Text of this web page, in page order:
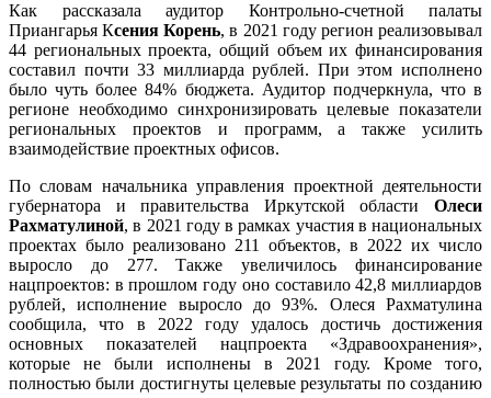
Как рассказала аудитор Контрольно-счетной палаты
Приангарья Ксения Корень, в 2021 году регион реализовывал
44 региональных проекта, общий объем их финансирования
составил почти 33 миллиарда рублей. При этом исполнено
было чуть более 84% бюджета. Аудитор подчеркнула, что в
регионе необходимо синхронизировать целевые показатели
региональных проектов и программ, а также усилить
взаимодействие проектных офисов.
По словам начальника управления проектной деятельности
губернатора и правительства Иркутской области Олеси
Рахматулиной, в 2021 году в рамках участия в национальных
проектах было реализовано 211 объектов, в 2022 их число
выросло до 277. Также увеличилось финансирование
нацпроектов: в прошлом году оно составило 42,8 миллиардов
рублей, исполнение выросло до 93%.
Олеся Рахматулина
сообщила, что в 2022 году удалось достичь достижения
основных показателей нацпроекта «Здравоохранения»,
которые не были исполнены в 2021 году. Кроме того,
полностью были достигнуты целевые результаты по созданию